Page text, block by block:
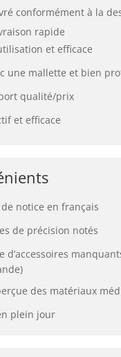
conformément à la
rapide
et efficace
une mallette et bien
qualité/prix
et efficace
notice en français
de précision notés
d’accessoires
des matériaux
plein jour